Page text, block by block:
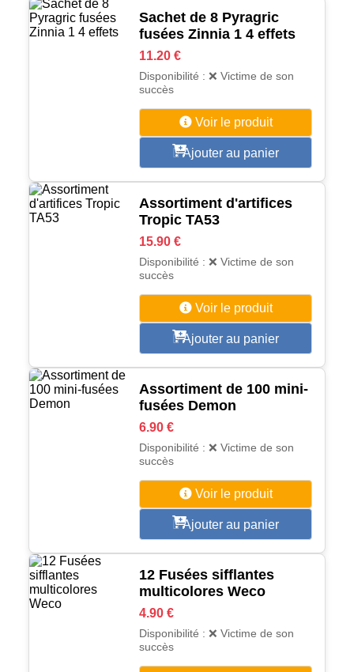
Sachet de 8 Pyragric
fusées Zinnia 1 4 effets
11.20 €
Disponibilité : ❌ Victime de son
succès
Voir le produit
Ajouter au panier
Assortiment d'artifices
Tropic TA53
15.90 €
Disponibilité : ❌ Victime de son
succès
Voir le produit
Ajouter au panier
Assortiment de 100 mini-
fusées Demon
6.90 €
Disponibilité : ❌ Victime de son
succès
Voir le produit
Ajouter au panier
12 Fusées sifflantes
multicolores Weco
4.90 €
Disponibilité : ❌ Victime de son
succès